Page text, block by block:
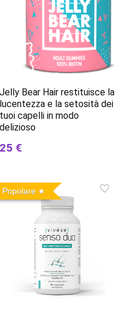
Jelly Bear Hair restituisce la
lucentezza e la setosità dei
tuoi capelli in modo
delizioso
25 €
Popolare